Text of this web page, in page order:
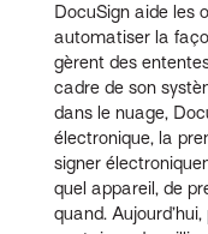
DocuSign aide les
automatiser la
gèrent des
cadre de son
dans le nuage,
électronique, la
signer
quel appareil, de
quand.